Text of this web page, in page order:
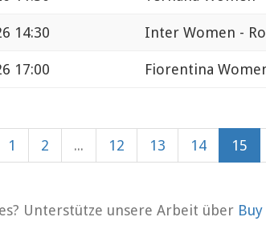
14:30 Inter Women -
17:00 Fiorentina
1 2 ... 12 13 14 15
Unterstütze unsere Arbeit über